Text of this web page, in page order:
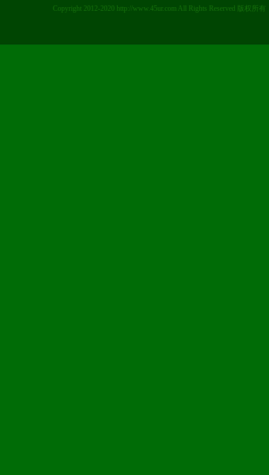
Copyright 2012-2020 http://www.45ur.com All Rights Reserved 版权